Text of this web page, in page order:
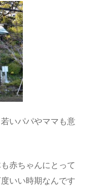
いパパやママも意
赤ちゃんにとって
いい時期なんです